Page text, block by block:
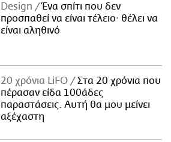
Design
Ένα σπίτι που δεν
προσπαθεί να είναι τέλειο· θέλει να
είναι αληθινό
20 χρόνια LiFO
Στα 20 χρόνια που
πέρασαν είδα 100άδες
παραστάσεις. Αυτή θα μου μείνει
αξέχαστη